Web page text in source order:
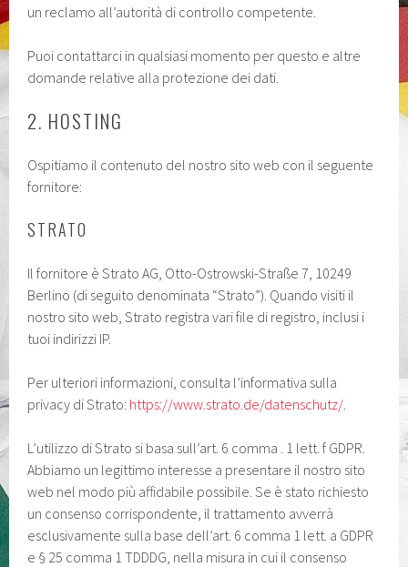
un reclamo all’autorità di controllo competente.
Puoi contattarci in qualsiasi momento per questo e altre
domande relative alla protezione dei dati.
2. HOSTING
Ospitiamo il contenuto del nostro sito web con il seguente
fornitore:
STRATO
Il fornitore è Strato AG, Otto-Ostrowski-Straße 7, 10249
Berlino (di seguito denominata “Strato”). Quando visiti il ​​
nostro sito web, Strato registra vari file di registro, inclusi i
tuoi indirizzi IP.
Per ulteriori informazioni, consulta l’informativa sulla
privacy di Strato: https://www.strato.de/datenschutz/
L’utilizzo di Strato si basa sull’art. 6 comma . 1 lett. f GDPR.
Abbiamo un legittimo interesse a presentare il nostro sito
web nel modo più affidabile possibile. Se è stato richiesto
un consenso corrispondente, il trattamento avverrà
esclusivamente sulla base dell’art. 6 comma 1 lett. a GDPR
e § 25 comma 1 TDDDG, nella misura in cui il consenso